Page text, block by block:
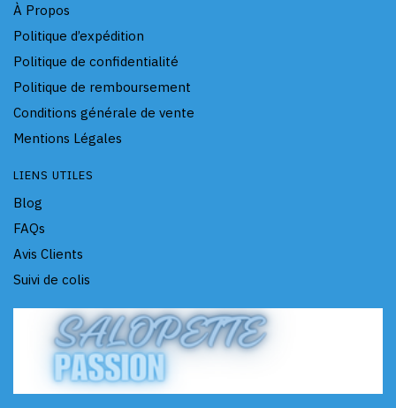
À Propos
Politique d’expédition
Politique de confidentialité
Politique de remboursement
Conditions générale de vente
Mentions Légales
LIENS UTILES
Blog
FAQs
Avis Clients
Suivi de colis